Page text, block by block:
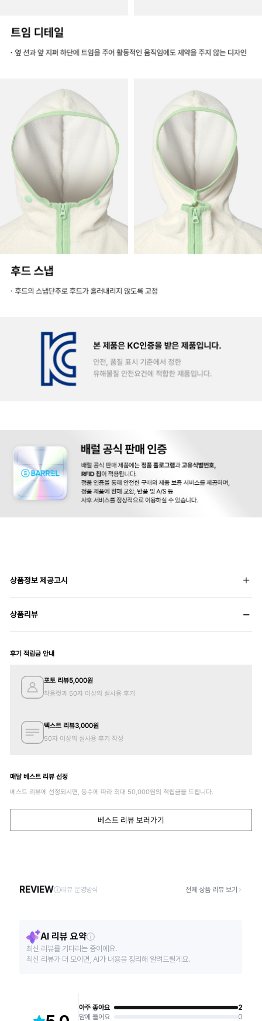
상품정보 제공고시
상품리뷰
후기 적립금 안내
포토 리뷰5,000원
착용컷과 50자 이상의 실사용 후기
텍스트 리뷰3,000원
50자 이상의 실사용 후기 작성
매달 베스트 리뷰 선정
베스트 리뷰에 선정되시면, 등수에 따라 최대 50,000원의 적립금을 드립니다.
베스트 리뷰 보러가기